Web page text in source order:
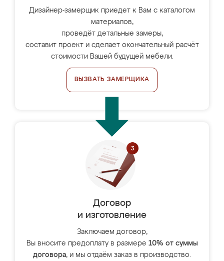
Дизайнер-замерщик приедет к Вам с каталогом
материалов,
проведёт детальные замеры,
составит проект и сделает окончательный расчёт
стоимости Вашей будущей мебели.
ВЫЗВАТЬ ЗАМЕРЩИКА
Договор
и изготовление
Заключаем договор,
Вы вносите предоплату в размере 10% от суммы
договора, и мы отдаём заказ в производство.